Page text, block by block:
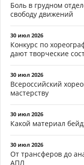
Боль в грудном
свободу движений
30 июл 2026
Конкурс по
дают творческие
30 июл 2026
Всероссийский
мастерству
30 июл 2026
Какой материал
30 июл 2026
От трансферов до
АПЛ